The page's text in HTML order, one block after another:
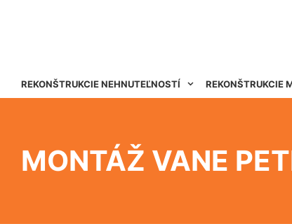
REKONŠTRUKCIE NEHNUTEĽNOSTÍ REKONŠTRUKCIE
MONTÁŽ VANE